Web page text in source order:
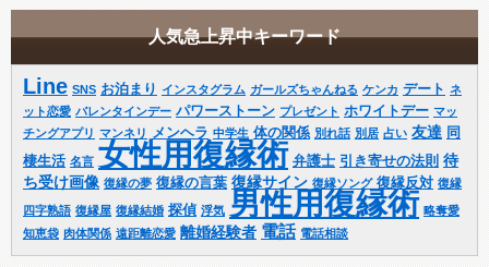
人気急上昇中キーワード
Line SNS お泊まり インスタグラム ガールズちゃんねる ケンカ デート ネ
ット恋愛 バレンタインデー パワーストーン プレゼント ホワイトデー マッ
チングアプリ マンネリ メンヘラ 中学生 体の関係 別れ話 別居 占い 友達 同
棲生活 名言 女性用復縁術 弁護士 引き寄せの法則 待
ち受け画像 復縁の夢 復縁の言葉 復縁サイン 復縁ソング 復縁反対 復縁
四字熟語 復縁屋 復縁結婚 探偵 浮気 男性用復縁術 略奪愛
知恵袋 肉体関係 遠距離恋愛 離婚経験者 電話 電話相談